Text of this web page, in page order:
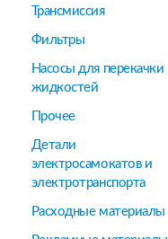
Трансмиссия
Фильтры
Насосы для перекачки
жидкостей
Прочее
Детали
электросамокатов и
электротранспорта
Расходные материалы